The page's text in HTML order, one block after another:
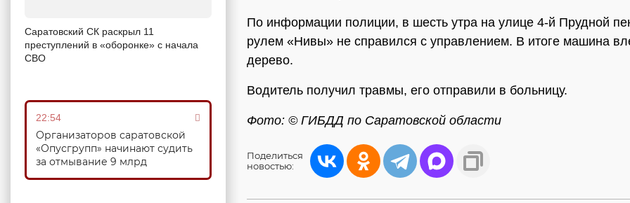
Саратовский СК раскрыл 11
преступлений в «оборонке» с начала
СВО
22:54
Организаторов саратовской
«Опусгрупп» начинают судить
за отмывание 9 млрд
По информации полиции, в шесть утра на улице 4-й Прудной
рулем «Нивы» не справился с управлением. В итоге машина
дерево.
Водитель получил травмы, его отправили в больницу.
Фото: © ГИБДД по Саратовской области
Поделиться
новостью: